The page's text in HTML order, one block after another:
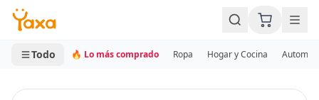
MINI CARRITO
0 productos
Todo 🔥 Lo más comprado Ropa Hogar y Cocina